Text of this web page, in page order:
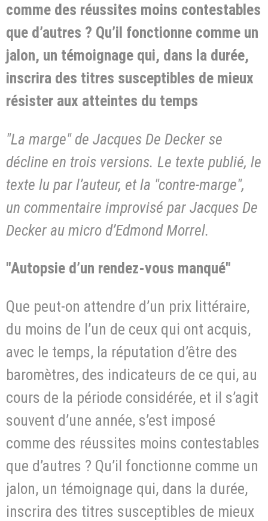
comme des réussites moins contestables
que d’autres ? Qu’il fonctionne comme un
jalon, un témoignage qui, dans la durée,
inscrira des titres susceptibles de mieux
résister aux atteintes du temps
"La marge" de Jacques De Decker se
décline en trois versions. Le texte publié, le
texte lu par l’auteur, et la "contre-marge",
un commentaire improvisé par Jacques De
Decker au micro d’Edmond Morrel.
"Autopsie d’un rendez-vous manqué"
Que peut-on attendre d’un prix littéraire,
du moins de l’un de ceux qui ont acquis,
avec le temps, la réputation d’être des
baromètres, des indicateurs de ce qui, au
cours de la période considérée, et il s’agit
souvent d’une année, s’est imposé
comme des réussites moins contestables
que d’autres ? Qu’il fonctionne comme un
jalon, un témoignage qui, dans la durée,
inscrira des titres susceptibles de mieux